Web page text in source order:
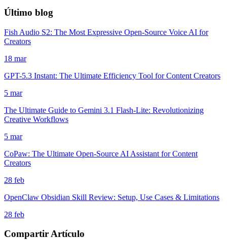
Último blog
Fish Audio S2: The Most Expressive Open-Source Voice AI for
Creators
18 mar
GPT-5.3 Instant: The Ultimate Efficiency Tool for Content Creators
5 mar
The Ultimate Guide to Gemini 3.1 Flash-Lite: Revolutionizing
Creative Workflows
5 mar
CoPaw: The Ultimate Open-Source AI Assistant for Content
Creators
28 feb
OpenClaw Obsidian Skill Review: Setup, Use Cases & Limitations
28 feb
Compartir Artículo